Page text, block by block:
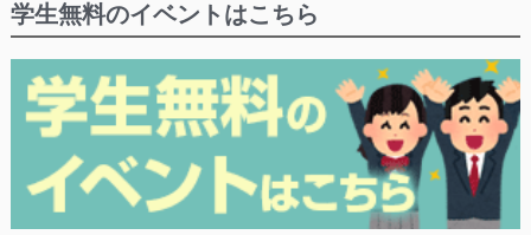
学生無料のイベントはこちら